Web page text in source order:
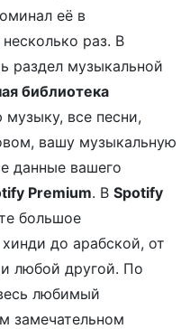
её в
раз. В
раздел музыкальной
библиотека
все песни,
вашу музыкальную
данные вашего
Premium. В Spotify
большое
до арабской, от
любой другой. По
любимый
замечательном